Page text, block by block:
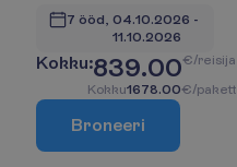
7 ööd, 04.10.2026 -
11.10.2026
Kokku:839.00€/reisija
Kokku1678.00€/pakett
Broneeri